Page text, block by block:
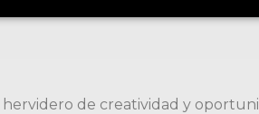
hervidero de creatividad y